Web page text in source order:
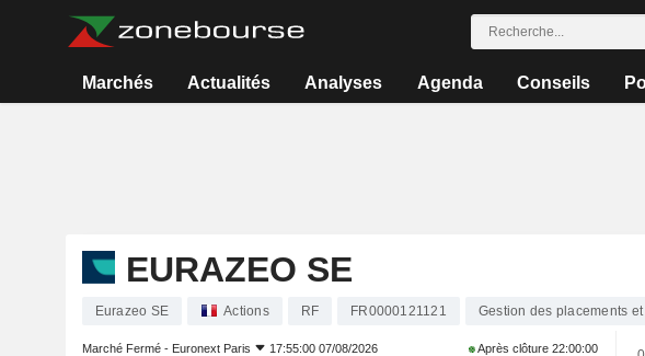
Marchés Actualités Analyses Agenda Conseils
EURAZEO SE
Eurazeo SE Actions RF FR0000121121 Gestion des placements
Marché Fermé - Euronext Paris 17:55:00 07/08/2026 Après clôture22:00:00